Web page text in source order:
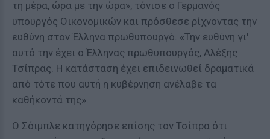
τη μέρα, ώρα με την ώρα», τόνισε ο Γερμανός
υπουργός Οικονομικών και πρόσθεσε ρίχνοντας την
ευθύνη στον Έλληνα πρωθυπουργό. «Την ευθύνη γι'
αυτό την έχει ο Έλληνας πρωθυπουργός, Αλέξης
Τσίπρας. Η κατάσταση έχει επιδεινωθεί δραματικά
από τότε που αυτή η κυβέρνηση ανέλαβε τα
καθήκοντά της».
Ο Σόιμπλε κατηγόρησε επίσης τον Τσίπρα ότι